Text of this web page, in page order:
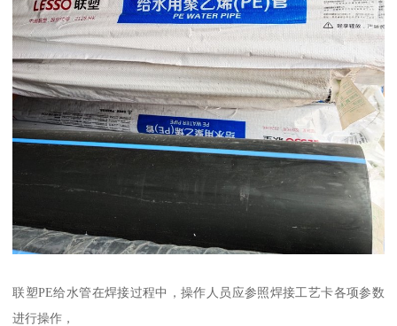
联塑PE给水管在焊接过程中，操作人员应参照焊接工艺卡各项参数
进行操作，